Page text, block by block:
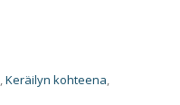
,Keräilyn kohteena,